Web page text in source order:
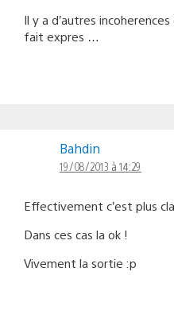
Il y a d’autres
fait expres …
Bahdin
19/08/2013 à 14:29
Effectivement c’est plus
Dans ces cas la ok !
Vivement la sortie :p